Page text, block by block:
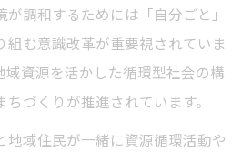
調和するためには「自分ごと」
組む意識改革が重要視されていま
域資源を活かした循環型社会の構
づくりが推進されています。
地域住民が一緒に資源循環活動や